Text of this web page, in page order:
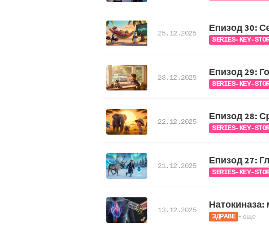
25.12.2025
Епизод 30:
SERIES-KEY-
23.12.2025
Епизод 29:
SERIES-KEY-
22.12.2025
Епизод 28:
SERIES-KEY-
21.12.2025
Епизод 27:
SERIES-KEY-
13.12.2025
Натокиназа:
ЗДРАВЕ + още